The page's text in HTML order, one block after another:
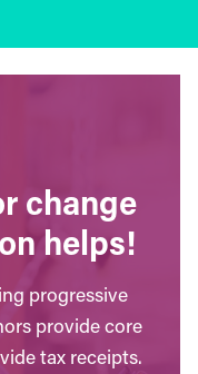
change
helps!
progressive
provide core
tax receipts.